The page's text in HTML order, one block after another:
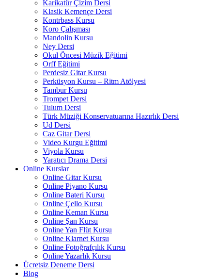
Karikatür Çizim Dersi
Klasik Kemençe Dersi
Kontrbass Kursu
Koro Çalışması
Mandolin Kursu
Ney Dersi
Okul Öncesi Müzik Eğitimi
Orff Eğitimi
Perdesiz Gitar Kursu
Perküsyon Kursu – Ritm Atölyesi
Tambur Kursu
Trompet Dersi
Tulum Dersi
Türk Müziği Konservatuarına Hazırlık Dersi
Ud Dersi
Caz Gitar Dersi
Video Kurgu Eğitimi
Viyola Kursu
Yaratıcı Drama Dersi
Online Kurslar
Online Gitar Kursu
Online Piyano Kursu
Online Bateri Kursu
Online Çello Kursu
Online Keman Kursu
Online Şan Kursu
Online Yan Flüt Kursu
Online Klarnet Kursu
Online Fotoğrafçılık Kursu
Online Yazarlık Kursu
Ücretsiz Deneme Dersi
Blog